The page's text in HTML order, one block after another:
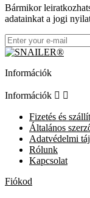
Bármikor
adatainkat a jogi
Információk
Információk  
Fizetés és
Általános
Adatvédelmi
Rólunk
Kapcsolat
Fiókod